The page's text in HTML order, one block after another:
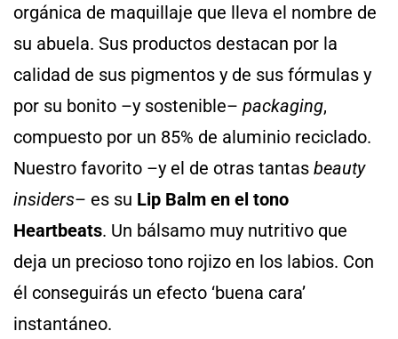
orgánica de maquillaje que lleva el nombre de
su abuela. Sus productos destacan por la
calidad de sus pigmentos y de sus fórmulas y
por su bonito –y sostenible– packaging,
compuesto por un 85% de aluminio reciclado.
Nuestro favorito –y el de otras tantas beauty
insiders– es su Lip Balm en el tono
Heartbeats. Un bálsamo muy nutritivo que
deja un precioso tono rojizo en los labios. Con
él conseguirás un efecto ‘buena cara’
instantáneo.